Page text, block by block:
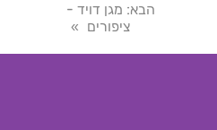
הבא: מגן דויד -
ציפורים
»